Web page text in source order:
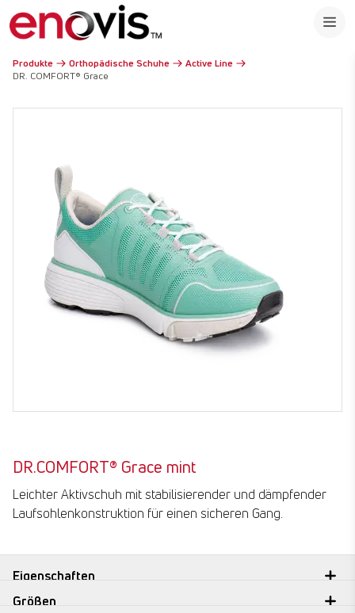
Produkte Orthopädische Schuhe
Active Line
DR. COMFORT® Grace
DR.COMFORT® Grace mint
Leichter Aktivschuh mit stabilisierender und dämpfender
Laufsohlenkonstruktion für einen sicheren Gang.
Eigenschaften
Größen